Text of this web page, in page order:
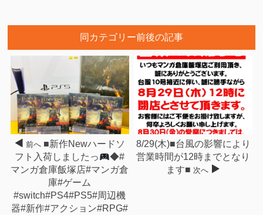
同カテゴリー前後の記事
前へ ■新作Newハードソ
フト入荷しましたっ
◆#
マンガ倉庫飯塚店#マンガ倉
庫#ゲーム
#switch#PS4#PS5#周辺機
器#新作#アクション#RPG#
8/29(木)■台風の影響により
営業時間が12時までとなり
ます■ 次へ